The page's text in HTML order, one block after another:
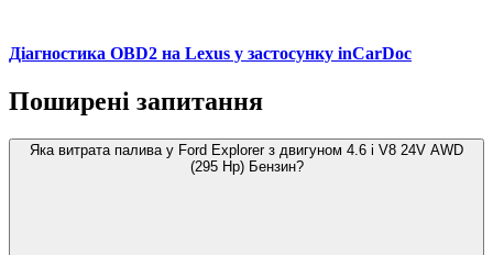
Діагностика OBD2 на Lexus у застосунку inCarDoc
Поширені запитання
Яка витрата палива у Ford Explorer з двигуном 4.6 i V8 24V AWD
(295 Hp) Бензин?